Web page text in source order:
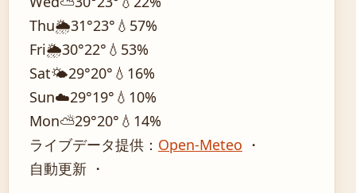
Thu🌦️31°23° 💧57%
Fri🌦️30°22° 💧53%
Sat🌤️29°20° 💧16%
Sun☁️29°19° 💧10%
Mon⛅29°20° 💧14%
ライブデータ提供： Open-Meteo ・
自動更新 ・